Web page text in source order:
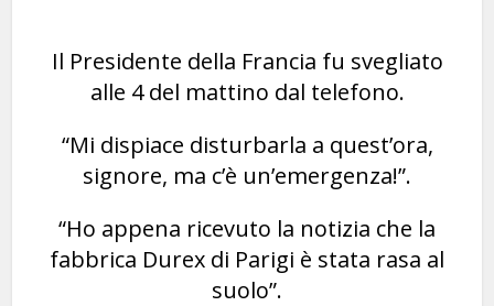
Il Presidente della Francia fu svegliato
alle 4 del mattino dal telefono.
“Mi dispiace disturbarla a quest’ora,
signore, ma c’è un’emergenza!”.
“Ho appena ricevuto la notizia che la
fabbrica Durex di Parigi è stata rasa al
suolo”.